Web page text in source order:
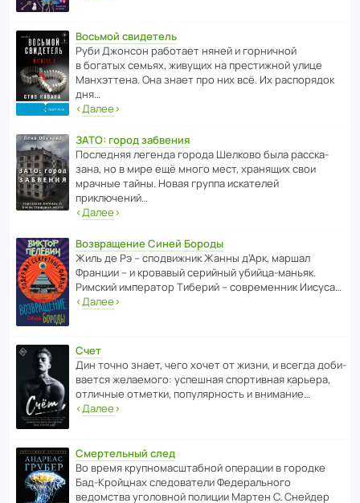
Восьмой свидетель
Руби Джонсон рабо­тает няней и горни­чной
в богатых семьях, живущих на прес­ти­жной улице
Манх­эт­тена. Она знает про них всё. Их распо­рядок
дня…
‹Далее›
ЗАТО: город забвения
После­дняя легенда города Шелково была расска­
зана, но в мире ещё много мест, хранящих свои
мрачные тайны. Новая группа иска­телей
приключений…
‹Далее›
Возвращение Синей Бороды
Жиль де Рэ – спод­ви­жник Жанны д’Арк, маршал
Франции – и кровавый серийный убийца-маньяк.
Римский импе­ратор Тиберий – совре­менник Иисуса…
‹Далее›
Счет
Дин точно знает, чего хочет от жизни, и всегда доби­
ва­ется жела­е­мого: успе­шная спор­ти­вная карьера,
отли­чные отметки, попу­ля­р­ность и внимание…
‹Далее›
Смертельный след
Во время круп­но­мас­ш­та­бной операции в городке
Бад‑Крой­цнах следо­ва­тели Феде­раль­ного
ведомства уголо­вной полиции Мартен С. Снейдер